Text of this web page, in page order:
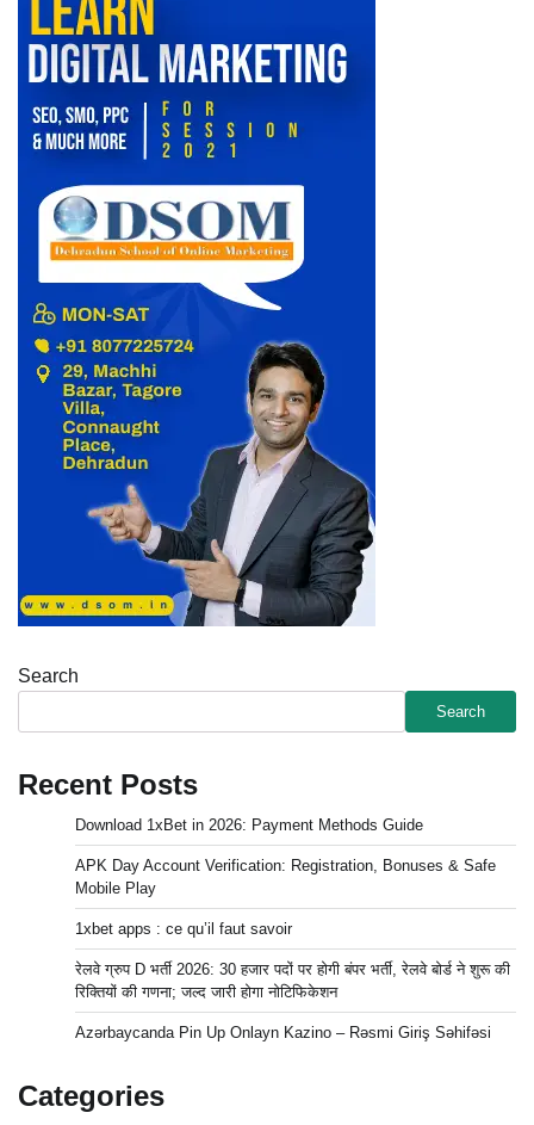
Search
Search
Recent Posts
Download 1xBet in 2026: Payment Methods Guide
APK Day Account Verification: Registration, Bonuses & Safe
Mobile Play
1xbet apps : ce qu’il faut savoir
रेलवे ग्रुप D भर्ती 2026: 30 हजार पदों पर होगी बंपर भर्ती, रेलवे बोर्ड ने शुरू की
रिक्तियों की गणना; जल्द जारी होगा नोटिफिकेशन
Azərbaycanda Pin Up Onlayn Kazino – Rəsmi Giriş Səhifəsi
Categories